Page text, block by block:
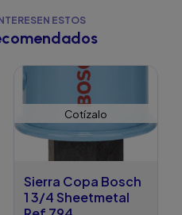
ESTOS
Cotízalo
Sierra Copa Bosch
1 3/4 Sheetmetal